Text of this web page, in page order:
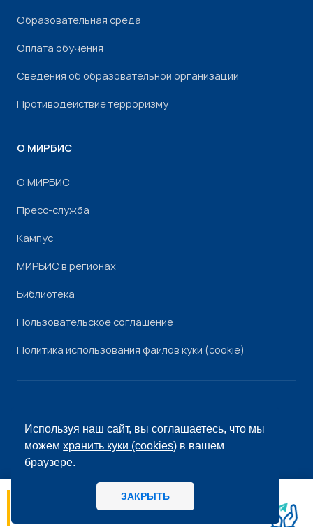
Используя наш сайт, вы соглашаетесь, что мы
можемхранить куки (cookies) в вашем
браузере.
ЗАКРЫТЬ
Образовательная среда
Оплата обучения
Сведения об образовательной организации
Противодействие терроризму
О МИРБИС
О МИРБИС
Пресс-служба
Кампус
МИРБИС в регионах
Библиотека
Пользовательское соглашение
Политика использования файлов куки (cookie)
Минобрнауки России Минпросвещения России
РоскомнадзорРособрнадзор
© «МИРБИС», 2026
МИРБИС - Школа бизнеса А вы как